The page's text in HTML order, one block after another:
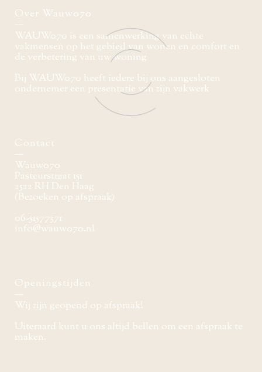
Over Wauw070
WAUW070 is een samenwerking van echte
vakmensen op het gebied van wonen en comfort en
de verbetering van uw woning
Bij WAUW070 heeft iedere bij ons aangesloten
ondernemer een presentatie van zijn vakwerk
Contact
Wauw070
Pasteurstraat 151
2522 RH Den Haag
(Bezoeken op afspraak)
06-51577371
info@wauw070.nl
Openingstijden
Wij zijn geopend op afspraak!
Uiteraard kunt u ons altijd bellen om een afspraak te
maken.